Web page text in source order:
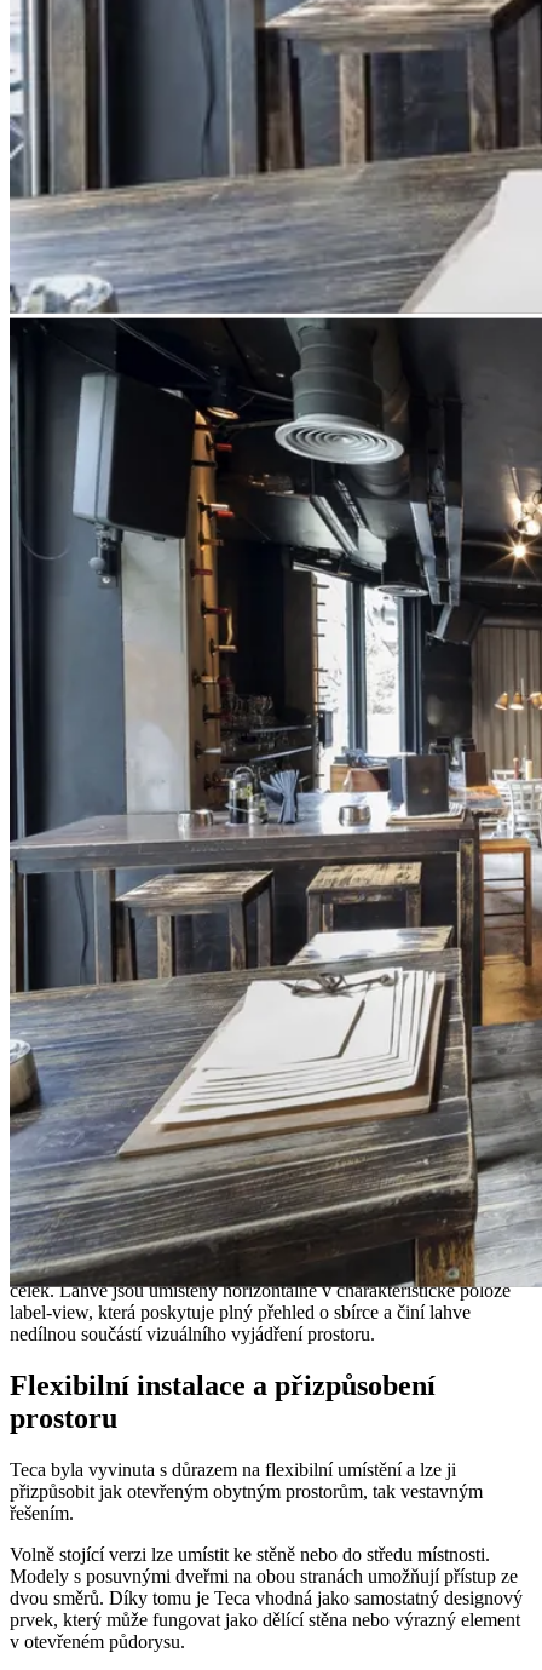
Teca
Teca spojuje tlumenou eleganci s minimalistickým výrazem, kde
široké skleněné plochy a čisté linie vytvářejí lehký a transparentní
celek. Lahve jsou umístěny horizontálně v charakteristické poloze
label-view, která poskytuje plný přehled o sbírce a činí lahve
nedílnou součástí vizuálního vyjádření prostoru.
Flexibilní instalace a přizpůsobení
prostoru
Teca byla vyvinuta s důrazem na flexibilní umístění a lze ji
přizpůsobit jak otevřeným obytným prostorům, tak vestavným
řešením.
Volně stojící verzi lze umístit ke stěně nebo do středu místnosti.
Modely s posuvnými dveřmi na obou stranách umožňují přístup ze
dvou směrů. Díky tomu je Teca vhodná jako samostatný designový
prvek, který může fungovat jako dělící stěna nebo výrazný element
v otevřeném půdorysu.